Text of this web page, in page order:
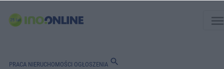
PRACA NIERUCHOMOŚCI OGŁOSZENIA search